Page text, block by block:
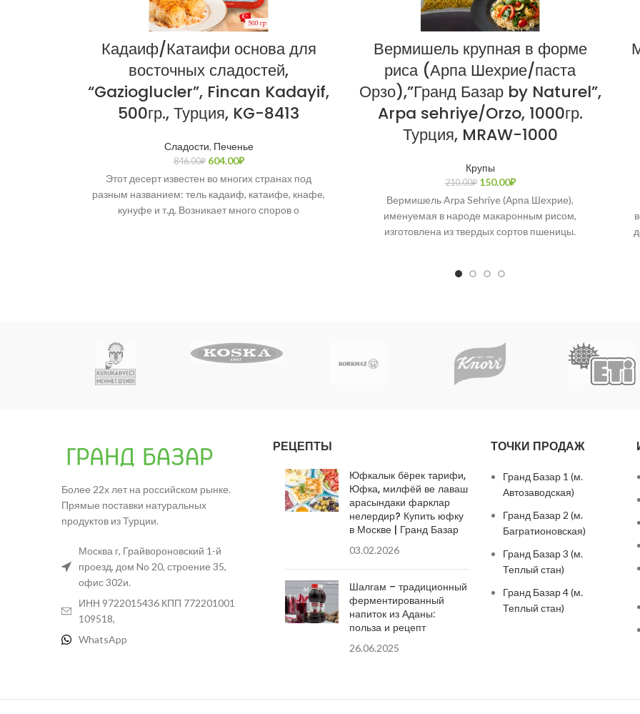
Кадаиф/Катаифи основа для
восточных сладостей,
“Gazioglucler”, Fincan Kadayif,
500гр., Турция, KG-8413
Сладости, Печенье
846.00₽ 604.00₽
Этот десерт известен во многих странах под
разным названием: тель кадаиф, катаифе, кнафе,
кунуфе и т.д. Возникает много споров о
Вермишель крупная в форме
риса (Арпа Шехрие/паста
Орзо),”Гранд Базар by Naturel”,
Arpa sehriye/Orzo, 1000гр.
Турция, MRAW-1000
Крупы
210.00₽ 150.00₽
Вермишель Arpa Sehriye (Арпа Шехрие),
именуемая в народе макаронным рисом,
изготовлена из твердых сортов пшеницы.
Более 22х лет на российском рынке.
Прямые поставки натуральных
продуктов из Турции.
Москва г, Грайвороновский 1-й
проезд, дом No 20, строение 35,
офис 302и.
ИНН 9722015436 КПП 772201001
109518,
WhatsApp
РЕЦЕПТЫ
Юфкалык бёрек тарифи,
Юфка, милфёй ве лаваш
арасындаки фарклар
нелердир? Купить юфку
в Москве | Гранд Базар
03.02.2026
Шалгам – традиционный
ферментированный
напиток из Аданы:
польза и рецепт
26.06.2025
ТОЧКИ ПРОДАЖ
Гранд Базар 1 (м.
Автозаводская)
Гранд Базар 2 (м.
Багратионовская)
Гранд Базар 3 (м.
Теплый стан)
Гранд Базар 4 (м.
Теплый стан)